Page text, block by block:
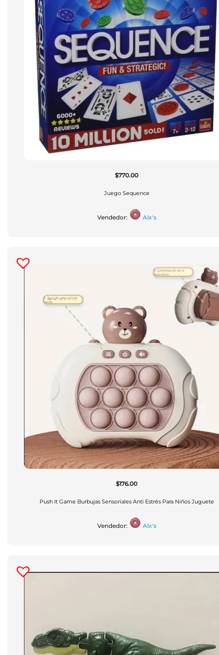
$770.00
Juego Sequence
Vendedor: Alx's
$176.00
Push It Game Burbujas Sensoriales Anti Estrés Para Niños Juguete
Vendedor: Alx's